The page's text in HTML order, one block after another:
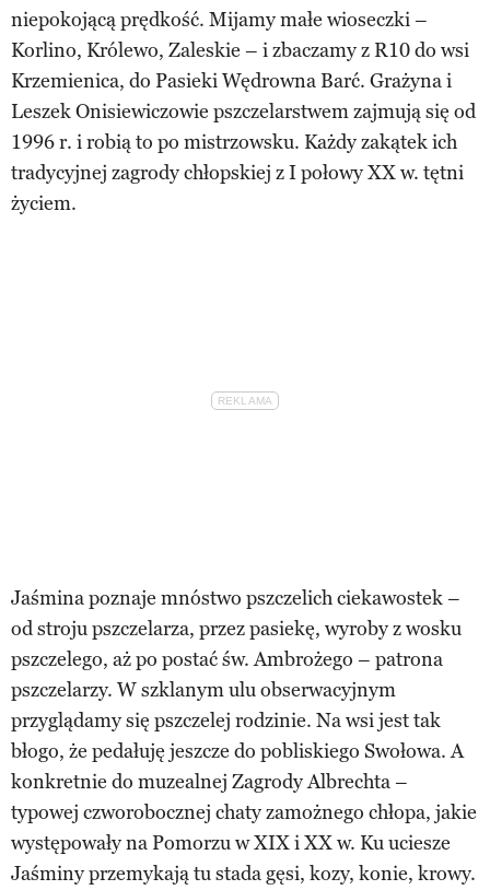
niepokojącą prędkość. Mijamy małe wioseczki –
Korlino, Królewo, Zaleskie – i zbaczamy z R10 do wsi
Krzemienica, do Pasieki Wędrowna Barć. Grażyna i
Leszek Onisiewiczowie pszczelarstwem zajmują się od
1996 r. i robią to po mistrzowsku. Każdy zakątek ich
tradycyjnej zagrody chłopskiej z I połowy XX w. tętni
życiem.
Jaśmina poznaje mnóstwo pszczelich ciekawostek –
od stroju pszczelarza, przez pasiekę, wyroby z wosku
pszczelego, aż po postać św. Ambrożego – patrona
pszczelarzy. W szklanym ulu obserwacyjnym
przyglądamy się pszczelej rodzinie. Na wsi jest tak
błogo, że pedałuję jeszcze do pobliskiego Swołowa. A
konkretnie do muzealnej Zagrody Albrechta –
typowej czworobocznej chaty zamożnego chłopa, jakie
występowały na Pomorzu w XIX i XX w. Ku uciesze
Jaśminy przemykają tu stada gęsi, kozy, konie, krowy.